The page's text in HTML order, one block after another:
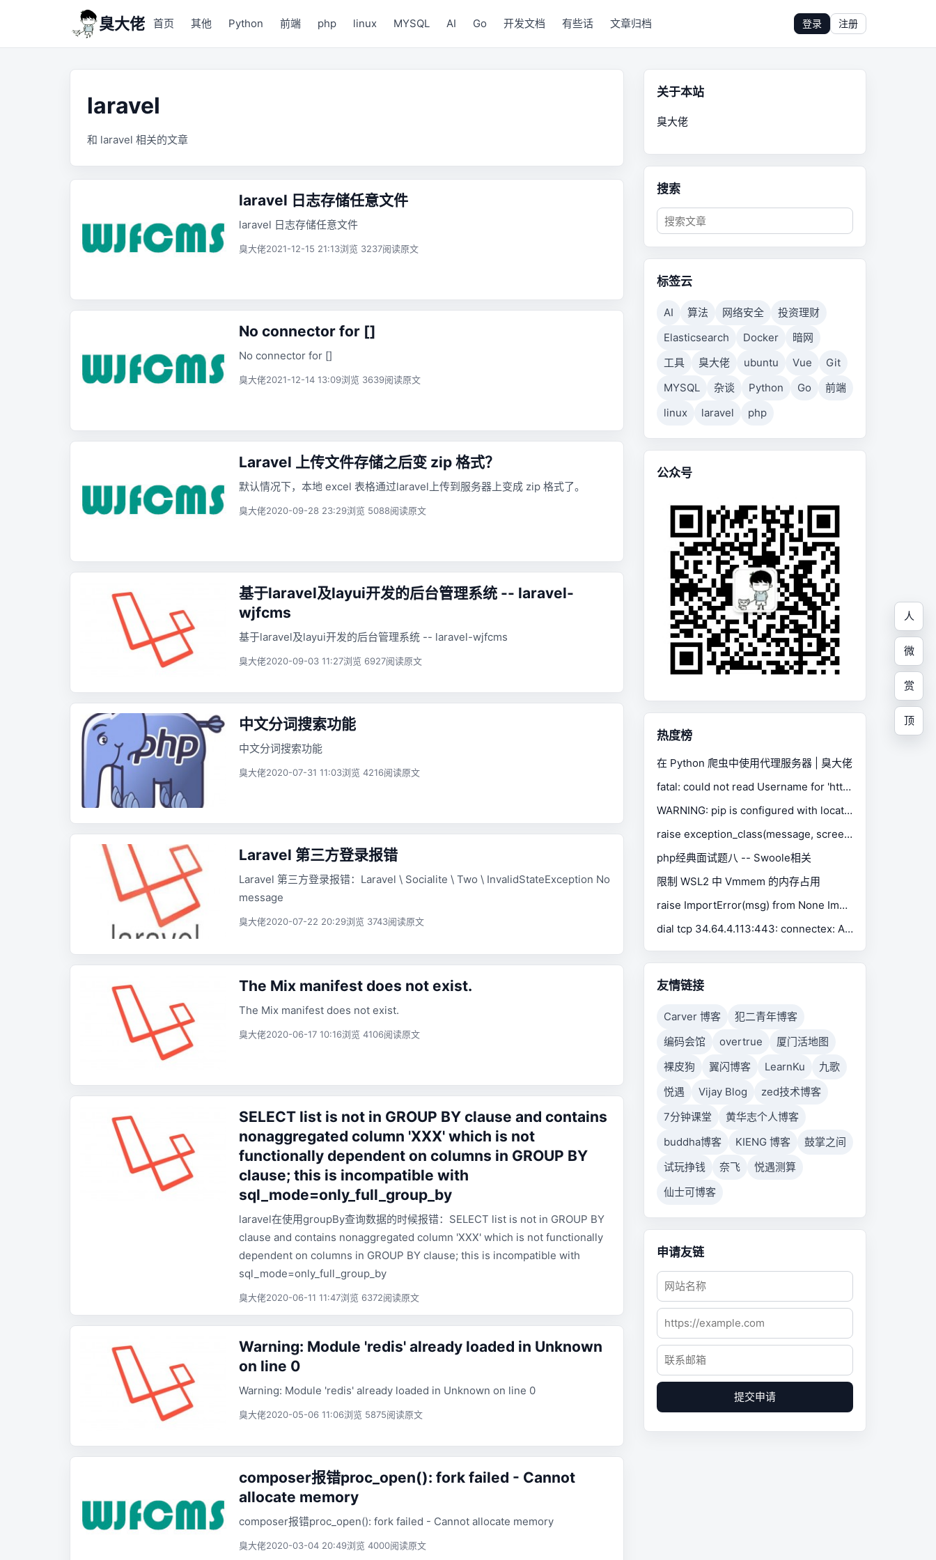
臭大佬 首页 其他 Python 前端 php linux MYSQL AI Go 开发文档 有些话 文章归档 登录 注册
laravel
和 laravel 相关的文章
laravel 日志存储任意文件
laravel 日志存储任意文件
臭大佬2021-12-15 21:13浏览 3237阅读原文
No connector for []
No connector for []
臭大佬2021-12-14 13:09浏览 3639阅读原文
Laravel 上传文件存储之后变 zip 格式？
默认情况下，本地 excel 表格通过laravel上传到服务器上变成 zip 格式了。
臭大佬2020-09-28 23:29浏览 5088阅读原文
基于laravel及layui开发的后台管理系统 -- laravel-
wjfcms
基于laravel及layui开发的后台管理系统 -- laravel-wjfcms
臭大佬2020-09-03 11:27浏览 6927阅读原文
中文分词搜索功能
中文分词搜索功能
臭大佬2020-07-31 11:03浏览 4216阅读原文
Laravel 第三方登录报错
Laravel 第三方登录报错：Laravel \ Socialite \ Two \ InvalidStateException No
message
臭大佬2020-07-22 20:29浏览 3743阅读原文
The Mix manifest does not exist.
The Mix manifest does not exist.
臭大佬2020-06-17 10:16浏览 4106阅读原文
SELECT list is not in GROUP BY clause and contains
nonaggregated column 'XXX' which is not
functionally dependent on columns in GROUP BY
clause; this is incompatible with
sql_mode=only_full_group_by
laravel在使用groupBy查询数据的时候报错：SELECT list is not in GROUP BY
clause and contains nonaggregated column 'XXX' which is not functionally
dependent on columns in GROUP BY clause; this is incompatible with
sql_mode=only_full_group_by
臭大佬2020-06-11 11:47浏览 6372阅读原文
Warning: Module 'redis' already loaded in Unknown
on line 0
Warning: Module 'redis' already loaded in Unknown on line 0
臭大佬2020-05-06 11:06浏览 5875阅读原文
composer报错proc_open(): fork failed - Cannot
allocate memory
composer报错proc_open(): fork failed - Cannot allocate memory
臭大佬2020-03-04 20:49浏览 4000阅读原文
关于本站
臭大佬
搜索
标签云
AI 算法 网络安全
投资理财
Elasticsearch
Docker
暗网
工具
臭大佬 ubuntu Vue
Git
MYSQL
杂谈 Python Go
前端
linux
laravel php
公众号
热度榜
在 Python 爬虫中使用代理服务器 | 臭大佬
fatal: could not read Username for 'https://gitee.com': No such device or address
WARNING: pip is configured with locations that require TLS/SSL, however the ssl module in Python is not available.
raise exception_class(message, screen, stacktrace) selenium.common.exceptions.SessionNotCreatedException
php经典面试题八 -- Swoole相关
限制 WSL2 中 Vmmem 的内存占用
raise ImportError(msg) from None ImportError: Missing optional dependency 'xlrd'. Install xlrd >= 1.0.0 for Excel support Use pip or conda to install xlrd.
dial tcp 34.64.4.113:443: connectex: A connection attempt failed because the connected party did not properly respond after a period of time, or established connection failed because connected host has failed to respond.
友情链接
Carver 博客
犯二青年博客
编码会馆
overtrue
厦门活地图
裸皮狗
翼闪博客 LearnKu
九歌
悦遇
Vijay Blog
zed技术博客
7分钟课堂
黄华志个人博客
buddha博客
KIENG 博客
鼓掌之间
试玩挣钱
奈飞
悦遇测算
仙士可博客
申请友链
提交申请
人
微
赏
顶